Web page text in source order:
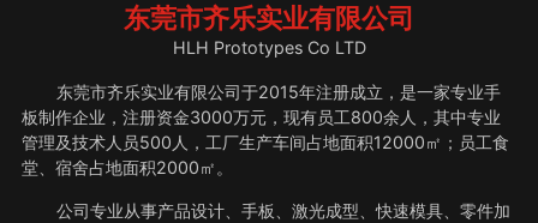
东莞市齐乐实业有限公司
HLH Prototypes Co LTD
东莞市齐乐实业有限公司于2015年注册成立，是一家专业手
板制作企业，注册资金3000万元，现有员工800余人，其中专业
管理及技术人员500人，工厂生产车间占地面积12000㎡；员工食
堂、宿舍占地面积2000㎡。
公司专业从事产品设计、手板、激光成型、快速模具、零件加